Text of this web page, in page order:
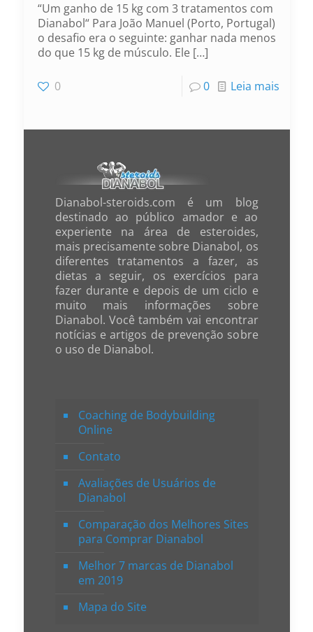
“Um ganho de 15 kg com 3 tratamentos com
Dianabol“ Para João Manuel (Porto, Portugal)
o desafio era o seguinte: ganhar nada menos
do que 15 kg de músculo. Ele[…]
0 0 Leia mais
Dianabol-steroids.com é um blog
destinado ao público amador e ao
experiente na área de esteroides,
mais precisamente sobre Dianabol, os
diferentes tratamentos a fazer, as
dietas a seguir, os exercícios para
fazer durante e depois de um ciclo e
muito mais informações sobre
Dianabol. Você também vai encontrar
notícias e artigos de prevenção sobre
o uso de Dianabol.
Coaching de Bodybuilding
Online
Contato
Avaliações de Usuários de
Dianabol
Comparação dos Melhores Sites
para Comprar Dianabol
Melhor 7 marcas de Dianabol
em 2019
Mapa do Site